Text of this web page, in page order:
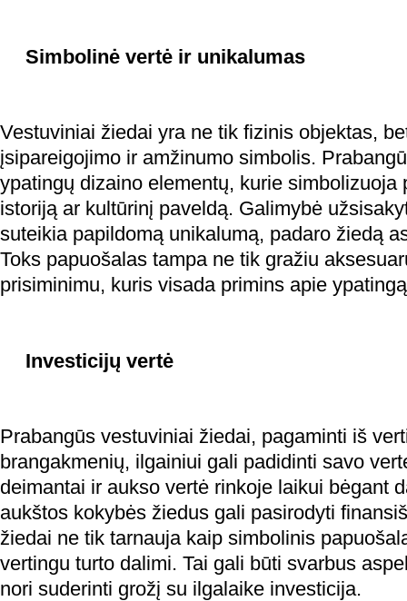
Simbolinė vertė ir unikalumas
Vestuviniai žiedai yra ne tik fizinis objektas,
įsipareigojimo ir amžinumo simbolis.
ypatingų dizaino elementų, kurie simbolizuoja
istoriją ar kultūrinį paveldą. Galimybė
suteikia papildomą unikalumą, padaro žiedą
Toks papuošalas tampa ne tik gražiu
prisiminimu, kuris visada primins apie
Investicijų vertė
Prabangūs vestuviniai žiedai, pagaminti iš
brangakmenių, ilgainiui gali padidinti savo
deimantai ir aukso vertė rinkoje laikui bėgant
aukštos kokybės žiedus gali pasirodyti
žiedai ne tik tarnauja kaip simbolinis
vertingu turto dalimi. Tai gali būti svarbus
nori suderinti grožį su ilgalaike investicija.